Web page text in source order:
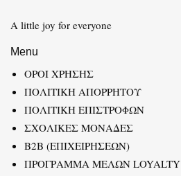
A little joy for everyone
Menu
ΟΡΟΙ ΧΡΗΣΗΣ
ΠΟΛΙΤΙΚΗ ΑΠΟΡΡΗΤΟΥ
ΠΟΛΙΤΙΚΗ ΕΠΙΣΤΡΟΦΩΝ
ΣΧΟΛΙΚΕΣ ΜΟΝΑΔΕΣ
B2B (ΕΠΙΧΕΙΡΗΣΕΩΝ)
ΠΡΟΓΡΑΜΜΑ ΜΕΛΩΝ LOYALTY